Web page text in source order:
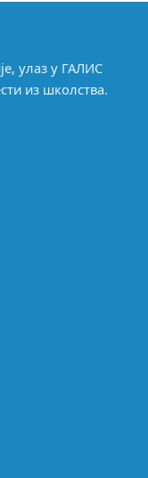
улаз у ГАЛИС
из школства.